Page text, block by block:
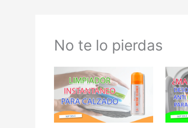
No te lo pierdas